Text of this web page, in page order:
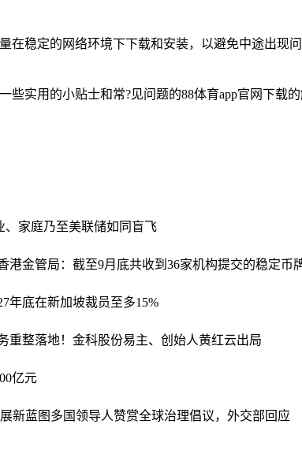
稳定的网络环境下下载和安装，以避免中途出现
实用的小贴士和常?见问题的88体育app官网下载
家庭乃至美联储如同盲飞
港金管局：截至9月底共收到36家机构提交的稳定币
年底在新加坡裁员至多15%
重整落地！金科股份易主、创始人黄红云出局
亿元
新蓝图 多国领导人赞赏全球治理倡议，外交部回应